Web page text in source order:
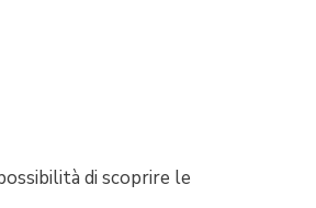
di scoprire le